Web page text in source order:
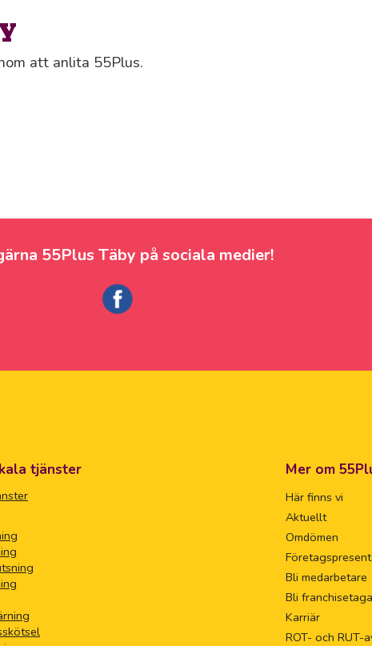
att anlita 55Plus.
55Plus Täby på sociala medier!
tjänster Mer om
Här finns vi
Aktuellt
Omdömen
Bli medarbetare
Bli
Karriär
ROT- och RUT-